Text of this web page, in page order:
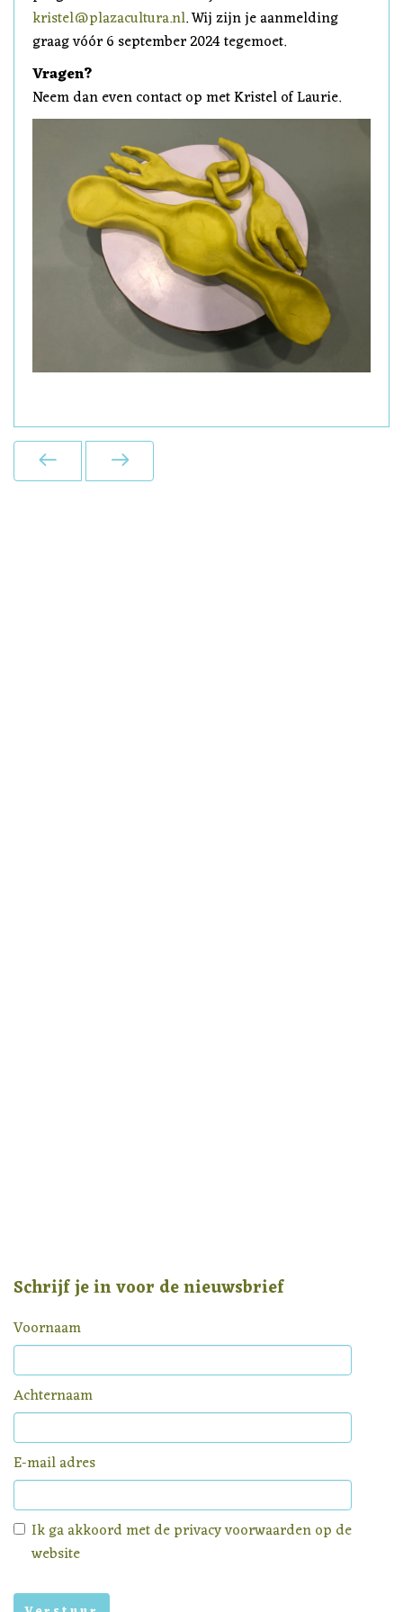
kristel@plazacultura.nl. Wij zijn je aanmelding
graag vóór 6 september 2024 tegemoet.
Vragen?
Neem dan even contact op met Kristel of Laurie.
Schrijf je in voor de nieuwsbrief
Voornaam
Achternaam
E-mail adres
Ik ga akkoord met deprivacy voorwaardenop de
website